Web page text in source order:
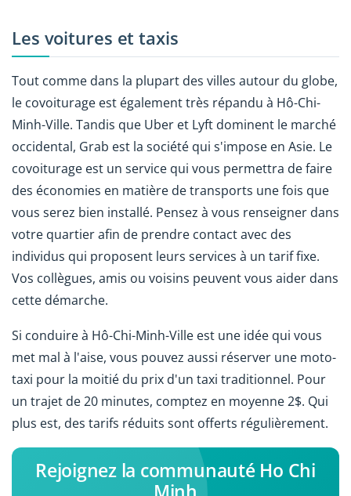
Les voitures et taxis
Tout comme dans la plupart des villes autour du globe,
le covoiturage est également très répandu à Hô-Chi-
Minh-Ville. Tandis que Uber et Lyft dominent le marché
occidental, Grab est la société qui s'impose en Asie. Le
covoiturage est un service qui vous permettra de faire
des économies en matière de transports une fois que
vous serez bien installé. Pensez à vous renseigner dans
votre quartier afin de prendre contact avec des
individus qui proposent leurs services à un tarif fixe.
Vos collègues, amis ou voisins peuvent vous aider dans
cette démarche.
Si conduire à Hô-Chi-Minh-Ville est une idée qui vous
met mal à l'aise, vous pouvez aussi réserver une moto-
taxi pour la moitié du prix d'un taxi traditionnel. Pour
un trajet de 20 minutes, comptez en moyenne 2$. Qui
plus est, des tarifs réduits sont offerts régulièrement.
Rejoignez la communauté Ho Chi